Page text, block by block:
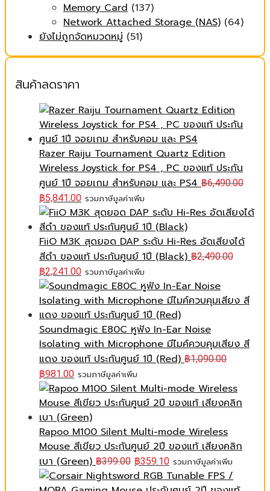
Memory Card (137)
Network Attached Storage (NAS) (64)
ยังไม่ถูกจัดหมวดหมู่ (51)
สินค้าลดราคา
Razer Raiju Tournament Quartz Edition
Wireless Joystick for PS4 , PC ของแท้ ประกัน
ศูนย์ 1ปี จอยเกม สำหรับคอม และ PS4 ฿6,490.00
฿5,841.00 รวมภาษีมูลค่าเพิ่ม
FiiO M3K สุดยอด DAP ระดับ Hi-Res อัดเสียงได้
สีดำ ของแท้ ประกันศูนย์ 1ปี (Black) ฿2,490.00
฿2,241.00 รวมภาษีมูลค่าเพิ่ม
Soundmagic E80C หูฟัง In-Ear Noise
Isolating with Microphone มีไมค์ควบคุมเสียง สี
แดง ของแท้ ประกันศูนย์ 1ปี (Red) ฿1,090.00
฿981.00 รวมภาษีมูลค่าเพิ่ม
Rapoo M100 Silent Multi-mode Wireless
Mouse สีเขียว ประกันศูนย์ 2ปี ของแท้ เสียงคลิก
เบา (Green) ฿399.00 ฿359.10 รวมภาษีมูลค่าเพิ่ม